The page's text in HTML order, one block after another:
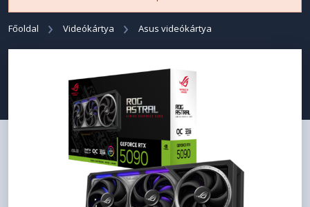
Főoldal Videókártya Asus videókártya